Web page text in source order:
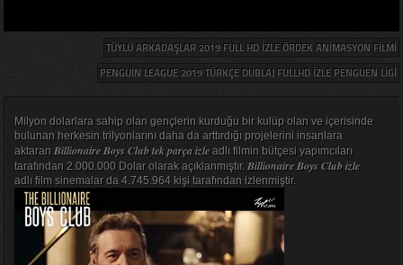
TÜYLÜ ARKADAŞLAR 2019 FULL HD IZLE ÖRDEK ANIMASYON FILMI
PENGUIN LEAGUE 2019 TÜRKÇE DUBLAJ FULLHD IZLE PENGUEN LIGI
Milyon dolarlara sahip olan gençlerin kurduğu bir kulüp olan ve içerisinde
bulunan herkesin trilyonlarını daha da arttırdığı projelerini insanlara
aktaran Billionaire Boys Club tek parça izleadlı filmin bütçesi yapımcıları
tarafından 2.000.000 Dolar olarak açıklanmıştır. Billionaire Boys Club izle
adlı film sinemalar da 4.745.964 kişi tarafından izlenmiştir.